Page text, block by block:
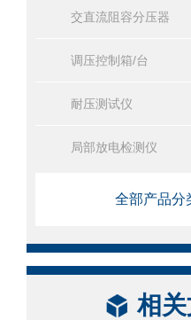
交直流阻容分压器
调压控制箱/台
耐压测试仪
局部放电检测仪
全部产品分
相